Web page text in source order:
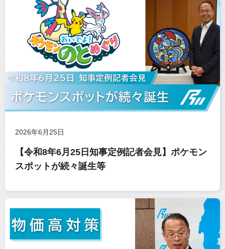
2026年6月25日
【令和8年6月25日知事定例記者会見】ポケモン
スポットが続々誕生等